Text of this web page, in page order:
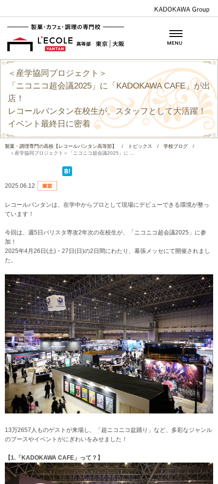
＜産学協同プロジェクト＞
「ニコニコ超会議2025」に「KADOKAWA CAFE」が出
店！
レコールバンタン在校生が、スタッフとして大活躍！
イベント最終日に密着
製菓・調理専門の高校【レコールバンタン高等部】 / トピックス / 学校ブログ
/
＜産学協同プロジェクト＞「ニコニコ超会議2025」に ...
2025.06.12
レコールバンタンは、在学中からプロとして現場にデビューできる環境が整っ
ています！
今回は、週5日バリスタ専攻2年次の在校生が、「ニコニコ超会議2025」に参
加！
2025年4月26日(土)・27日(日)の2日間にわたり、幕張メッセにて開催されまし
た。
13万2657人ものゲストが来場し、「超ニコニコ盆踊り」など、多彩なジャンル
のブースやイベントがにぎわいをみせました！
【1.「KADOKAWA CAFE」って？】